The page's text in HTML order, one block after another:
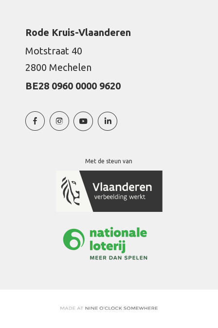
Rode Kruis-Vlaanderen
Motstraat 40
2800 Mechelen
BE28 0960 0000 9620
Met de steun van